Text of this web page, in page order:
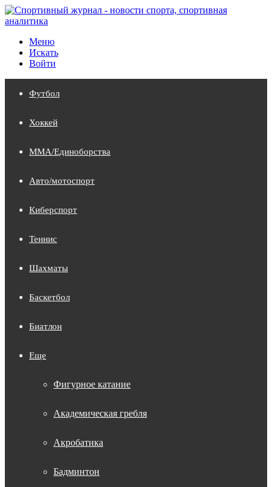
Меню
Искать
Войти
Футбол
Хоккей
MMA/Единоборства
Авто/мотоспорт
Киберспорт
Теннис
Шахматы
Баскетбол
Биатлон
Еще
Фигурное катание
Академическая гребля
Акробатика
Бадминтон